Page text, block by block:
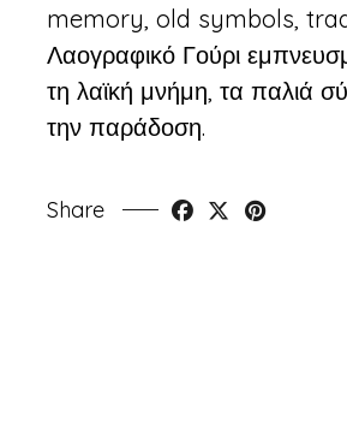
memory, old symbols,
Λαογραφικό Γούρι
τη λαϊκή μνήμη, τα παλιά
την παράδοση.
Share